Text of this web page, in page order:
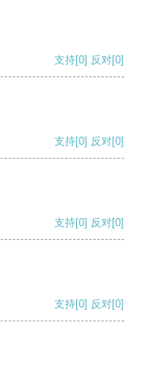
支持[0] 反对[0]
支持[0] 反对[0]
支持[0] 反对[0]
支持[0] 反对[0]